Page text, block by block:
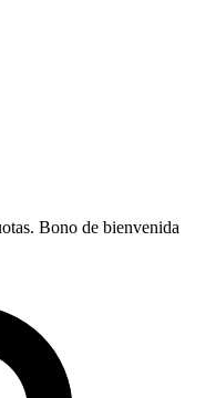
Bono de bienvenida